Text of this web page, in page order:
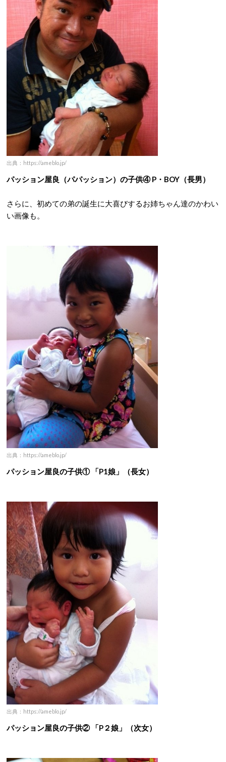
出典：https://ameblo.jp/
パッション屋良（パパッション）の子供④ P・BOY（長男）
さらに、初めての弟の誕生に大喜びするお姉ちゃん達のかわい
い画像も。
出典：https://ameblo.jp/
パッション屋良の子供① 「P1娘」（長女）
出典：https://ameblo.jp/
パッション屋良の子供② 「P２娘」（次女）